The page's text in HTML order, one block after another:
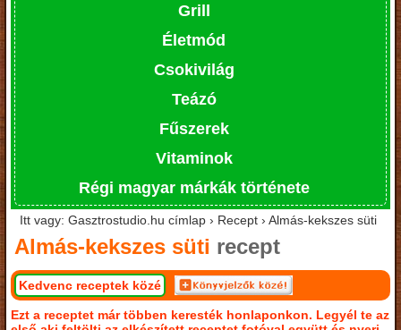
Grill
Életmód
Csokivilág
Teázó
Fűszerek
Vitaminok
Régi magyar márkák története
Itt vagy: Gasztrostudio.hu címlap › Recept › Almás-kekszes süti
Almás-kekszes süti recept
Kedvenc receptek közé
Ezt a receptet már többen keresték honlaponkon. Legyél te az